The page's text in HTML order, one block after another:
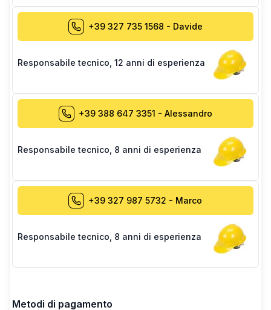
+39 327 735 1568 - Davide
Responsabile tecnico 12 anni di esperienza
+39 388 647 3351 - Alessandro
Responsabile tecnico 8 anni di esperienza
+39 327 987 5732 - Marco
Responsabile tecnico 8 anni di esperienza
Metodi di pagamento